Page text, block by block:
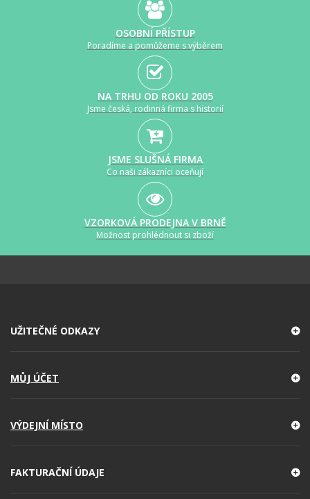
OSOBNÍ PŘÍSTUP
Poradíme a pomůžeme s výběrem
NA TRHU OD ROKU 2005
Jsme česká, rodinná firma s historií
JSME SLUŠNÁ FIRMA
Co naši zákazníci oceňují
VZORKOVÁ PRODEJNA V BRNĚ
Možnost prohlédnout si zboží
UŽITEČNÉ ODKAZY
MŮJ ÚČET
VÝDEJNÍ MÍSTO
FAKTURAČNÍ ÚDAJE